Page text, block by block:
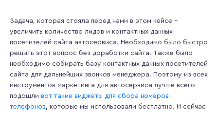
Задача, которая стояла перед нами в этом кейсе –
увеличить количество лидов и контактных данных
посетителей сайта автосервиса. Необходимо было быстро
решить этот вопрос без доработки сайта. Также было
необходимо собирать базу контактных данных посетителей
сайта для дальнейших звонков менеджера. Поэтому из всех
инструментов маркетинга для автосервиса лучше всего
подошли вот такие виджеты для сбора номеров
телефонов , которые мы использовали бесплатно. И сейчас